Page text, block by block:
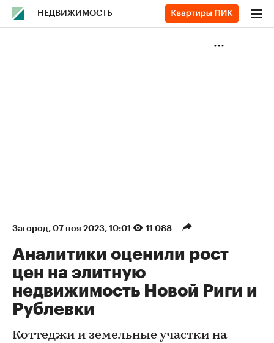
НЕДВИЖИМОСТЬ
Загород⁠, 07 ноя 2023, 10:01 11 088
Аналитики оценили рост
цен на элитную
недвижимость Новой Риги и
Рублевки
Коттеджи и земельные участки на